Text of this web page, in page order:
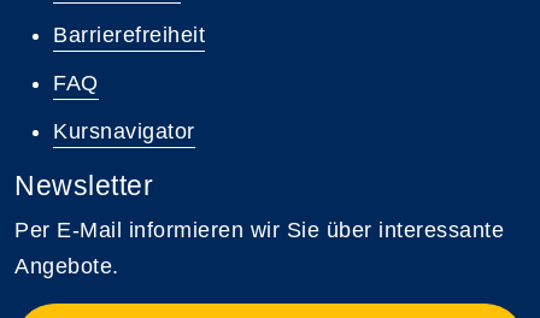
Barrierefreiheit
FAQ
Kursnavigator
Newsletter
Per E-Mail informieren wir Sie über interessante
Angebote.